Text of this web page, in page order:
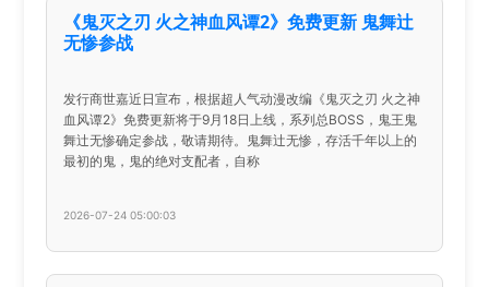
《鬼灭之刃 火之神血风谭2》免费更新 鬼舞辻
无惨参战
发行商世嘉近日宣布，根据超人气动漫改编《鬼灭之刃 火之神
血风谭2》免费更新将于9月18日上线，系列总BOSS，鬼王鬼
舞辻无惨确定参战，敬请期待。鬼舞辻无惨，存活千年以上的
最初的鬼，鬼的绝对支配者，自称
2026-07-24 05:00:03